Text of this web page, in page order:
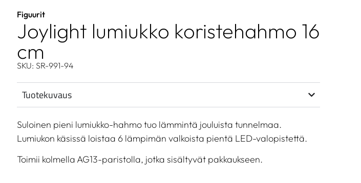
Figuurit
Joylight lumiukko koristehahmo 16
cm
SKU: SR-991-94
Tuotekuvaus
Suloinen pieni lumiukko-hahmo tuo lämmintä jouluista tunnelmaa.
Lumiukon käsissä loistaa 6 lämpimän valkoista pientä LED-valopistettä.
Toimii kolmella AG13-paristolla, jotka sisältyvät pakkaukseen.